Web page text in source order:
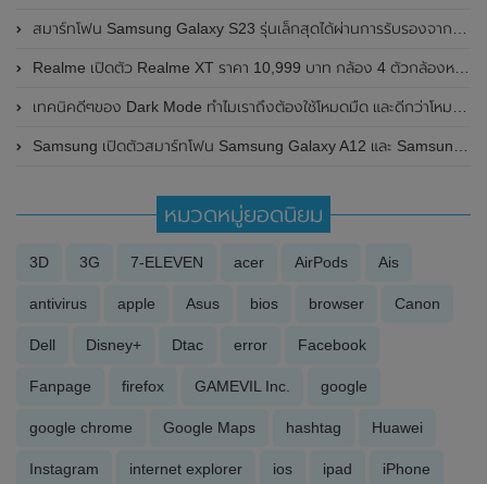
สมาร์ทโฟน Samsung Galaxy S23 รุ่นเล็กสุดได้ผ่านการรับรองจาก Geekbench แล้ว มาพร้อมชิปเซ็ต Snapdragon 8 Gen 2 ตัวใหม่ล่าสุด
Realme เปิดตัว Realme XT ราคา 10,999 บาท กล้อง 4 ตัวกล้องหลัง 64 ล้านรุ่นแรกในไทยอย่างเป็นทางการ
เทคนิคดีๆของ Dark Mode ทำไมเราถึงต้องใช้โหมดมืด และดีกว่าโหมดปกติอย่างไร
Samsung เปิดตัวสมาร์ทโฟน Samsung Galaxy A12 และ Samsung Galaxy A02s ในราคาประหยัดสำหรับปี 2021
หมวดหมู่ยอดนิยม
3D 3G 7-ELEVEN acer AirPods Ais
antivirus apple Asus bios browser Canon
Dell Disney+ Dtac error Facebook
Fanpage firefox GAMEVIL Inc. google
google chrome Google Maps hashtag Huawei
Instagram internet explorer ios ipad iPhone